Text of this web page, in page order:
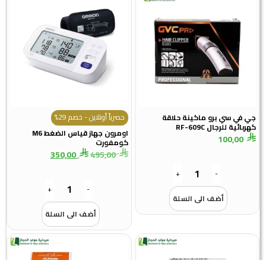
جي في سي برو ماكينة حلاقة
كهربائية للرجال RF-609C
100,00
-
+
أضف الى السلة
حصرياً أونلاين - خصم 29%
اومرون جهاز قياس الضغط M6
كومفورت
495,00
350,00
-
+
أضف الى السلة